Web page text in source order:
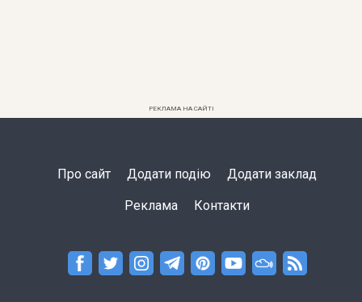
РЕКЛАМА НА САЙТІ
Про сайт Додати подію Додати заклад
Реклама Контакти